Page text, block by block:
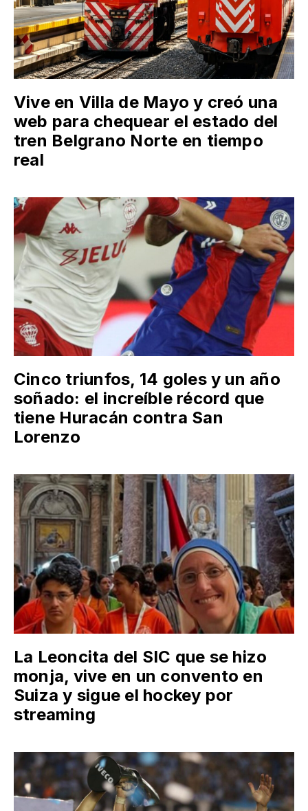
Vive en Villa de Mayo y creó una
web para chequear el estado del
tren Belgrano Norte en tiempo
real
Cinco triunfos, 14 goles y un año
soñado: el increíble récord que
tiene Huracán contra San
Lorenzo
La Leoncita del SIC que se hizo
monja, vive en un convento en
Suiza y sigue el hockey por
streaming